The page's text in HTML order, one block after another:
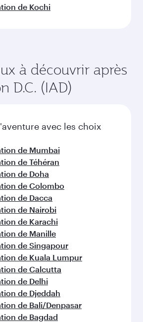
de Kochi
à découvrir après
D.C. (IAD)
avec les choix
de Mumbai
de Téhéran
de Doha
de Colombo
de Dacca
de Nairobi
de Karachi
de Manille
de Singapour
de Kuala Lumpur
de Calcutta
de Delhi
de Djeddah
de Bali/Denpasar
de Bagdad